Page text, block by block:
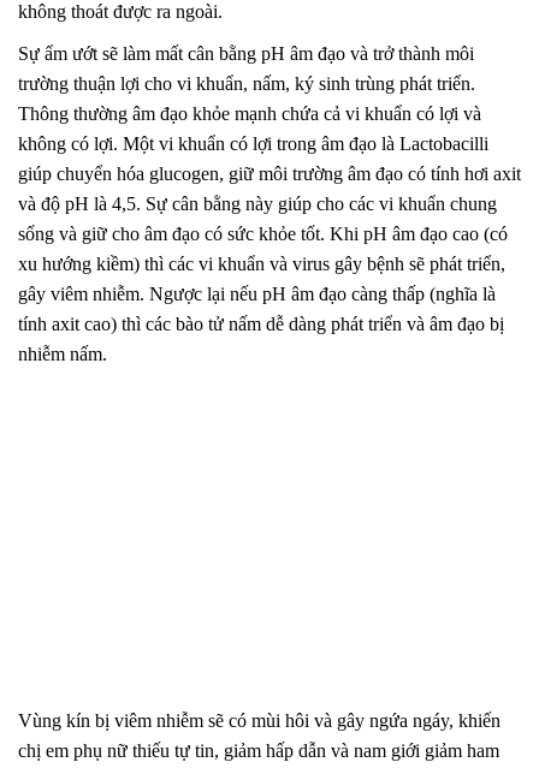
không thoát được ra ngoài.
Sự ẩm ướt sẽ làm mất cân bằng pH âm đạo và trở thành môi
trường thuận lợi cho vi khuẩn, nấm, ký sinh trùng phát triển.
Thông thường âm đạo khỏe mạnh chứa cả vi khuẩn có lợi và
không có lợi. Một vi khuẩn có lợi trong âm đạo là Lactobacilli
giúp chuyển hóa glucogen, giữ môi trường âm đạo có tính hơi axit
và độ pH là 4,5. Sự cân bằng này giúp cho các vi khuẩn chung
sống và giữ cho âm đạo có sức khỏe tốt. Khi pH âm đạo cao (có
xu hướng kiềm) thì các vi khuẩn và virus gây bệnh sẽ phát triển,
gây viêm nhiễm. Ngược lại nếu pH âm đạo càng thấp (nghĩa là
tính axit cao) thì các bào tử nấm dễ dàng phát triển và âm đạo bị
nhiễm nấm.
Vùng kín bị viêm nhiễm sẽ có mùi hôi và gây ngứa ngáy, khiến
chị em phụ nữ thiếu tự tin, giảm hấp dẫn và nam giới giảm ham